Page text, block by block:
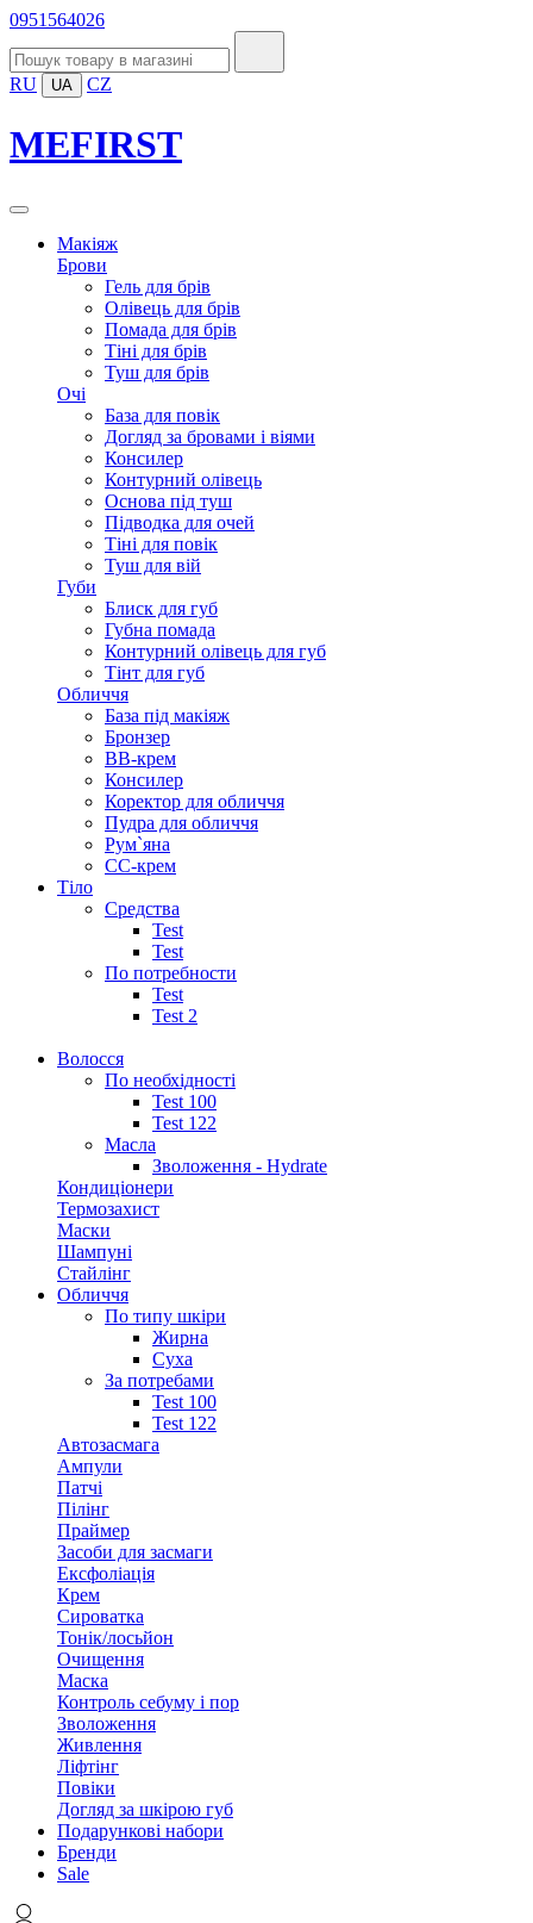
0951564026
RU UA CZ
MEFIRST
Макіяж
Брови
Гель для брів
Олівець для брів
Помада для брів
Тіні для брів
Туш для брів
Очі
База для повік
Догляд за бровами і віями
Консилер
Контурний олівець
Основа під туш
Підводка для очей
Тіні для повік
Туш для вій
Губи
Блиск для губ
Губна помада
Контурний олівець для губ
Тінт для губ
Обличчя
База під макіяж
Бронзер
ВВ-крем
Консилер
Коректор для обличчя
Пудра для обличчя
Рум`яна
СС-крем
Тіло
Средства
Test
Test
По потребности
Test
Test 2
Волосся
По необхідності
Test 100
Test 122
Масла
Зволоження - Hydrate
Кондиціонери
Термозахист
Маски
Шампуні
Стайлінг
Обличчя
По типу шкіри
Жирна
Суха
За потребами
Test 100
Test 122
Автозасмага
Ампули
Патчі
Пілінг
Праймер
Засоби для засмаги
Ексфоліація
Крем
Сироватка
Тонік/лосьйон
Очищення
Маска
Контроль себуму і пор
Зволоження
Живлення
Ліфтінг
Повіки
Догляд за шкірою губ
Подарункові набори
Бренди
Sale